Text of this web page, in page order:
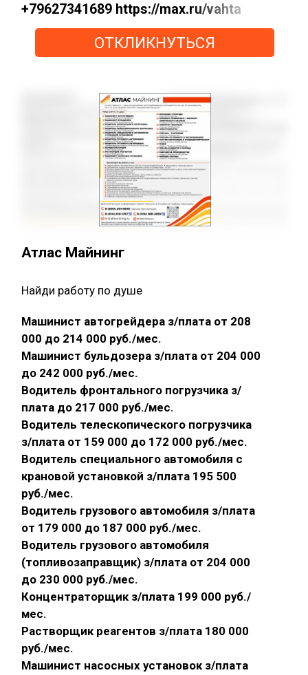
+79627341689 https://max.ru/vahta
ОТКЛИКНУТЬСЯ
Атлас Майнинг
Найди работу по душе
Машинист автогрейдера з/плата от 208
000 до 214 000 руб./мес.
Машинист бульдозера з/плата от 204 000
до 242 000 руб./мес.
Водитель фронтального погрузчика з/
плата до 217 000 руб./мес.
Водитель телескопического погрузчика
з/плата от 159 000 до 172 000 руб./мес.
Водитель специального автомобиля с
крановой установкой з/плата 195 500
руб./мес.
Водитель грузового автомобиля з/плата
от 179 000 до 187 000 руб./мес.
Водитель грузового автомобиля
(топливозаправщик) з/плата от 204 000
до 230 000 руб./мес.
Концентраторщик з/плата 199 000 руб./
мес.
Растворщик реагентов з/плата 180 000
руб./мес.
Машинист насосных установок з/плата